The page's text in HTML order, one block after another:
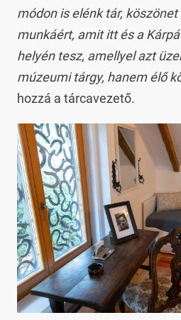
módon is elénk tár,
munkáért, amit itt és a
helyén tesz, amellyel azt
múzeumi tárgy, hanem élő
hozzá a tárcavezető.